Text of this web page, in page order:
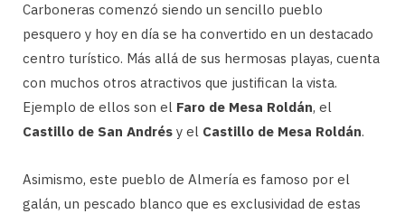
Carboneras comenzó siendo un sencillo pueblo
pesquero y hoy en día se ha convertido en un destacado
centro turístico. Más allá de sus hermosas playas, cuenta
con muchos otros atractivos que justifican la vista.
Ejemplo de ellos son el Faro de Mesa Roldán, el
Castillo de San Andrés y el Castillo de Mesa Roldán.
Asimismo, este pueblo de Almería es famoso por el
galán, un pescado blanco que es exclusividad de estas